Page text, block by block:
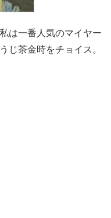
は一番人気のマイヤー
じ茶金時をチョイス。